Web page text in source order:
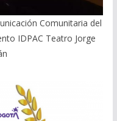
Comunitaria del
IDPAC Teatro Jorge